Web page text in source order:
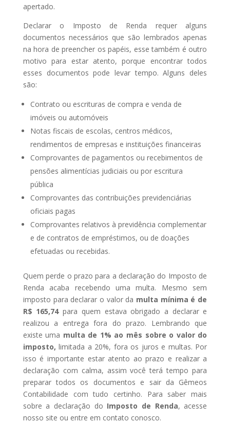
apertado.
Declarar o Imposto de Renda requer alguns
documentos necessários que são lembrados apenas
na hora de preencher os papéis, esse também é outro
motivo para estar atento, porque encontrar todos
esses documentos pode levar tempo. Alguns deles
são:
Contrato ou escrituras de compra e venda de
imóveis ou automóveis
Notas fiscais de escolas, centros médicos,
rendimentos de empresas e instituições financeiras
Comprovantes de pagamentos ou recebimentos de
pensões alimentícias judiciais ou por escritura
pública
Comprovantes das contribuições previdenciárias
oficiais pagas
Comprovantes relativos à previdência complementar
e de contratos de empréstimos, ou de doações
efetuadas ou recebidas.
Quem perde o prazo para a declaração do Imposto de
Renda acaba recebendo uma multa. Mesmo sem
imposto para declarar o valor da multa mínima é de
R$ 165,74para quem estava obrigado a declarar e
realizou a entrega fora do prazo. Lembrando que
existe uma multa de 1% ao mês sobre o valor do
imposto,limitada a 20%, fora os juros e multas. Por
isso é importante estar atento ao prazo e realizar a
declaração com calma, assim você terá tempo para
preparar todos os documentos e sair da Gêmeos
Contabilidade com tudo certinho. Para saber mais
sobre a declaração do Imposto de Renda, acesse
nosso site ou entre em contato conosco.